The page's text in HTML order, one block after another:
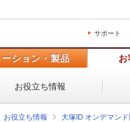
サポート
ション・製品 お
お役立ち情報
お役立ち情報 大塚ID オンデマン